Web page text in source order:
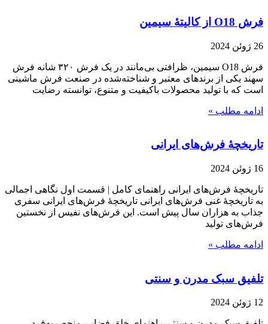
فرش O18 از کالیتۀ سیمین
26 ژوئن 2024
فرش O18 سیمین، ظرافتی بی‌مانند در یک فرش ۳۲۰ شانه فرش
سهند یکی از برندهای معتبر و شناخته‌شده در صنعت فرش ماشینی
است که با تولید محصولات باکیفیت و متنوع، توانسته رضایت
ادامه مطلب »
تاریخچۀ فرش‌های ایرانی
16 ژوئن 2024
تاریخچۀ فرش‌های ایرانی راهنمای کامل | قسمت اول نگاهی اجمالی
به تاریخچۀ غنی فرش‌های ایرانی تاریخچۀ فرش‌های ایرانی سفری
جذاب به هزاران سال پیش است. این فرش‌های نفیس از نخستین
فرش‌های تولید
ادامه مطلب »
تلفیق سبک مدرن و سنتی
12 ژوئن 2024